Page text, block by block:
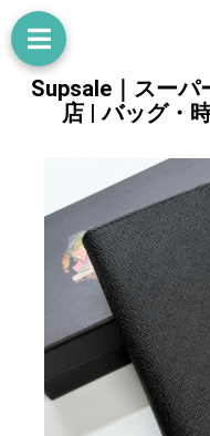
Supsale｜スーパ
店 | バッグ・